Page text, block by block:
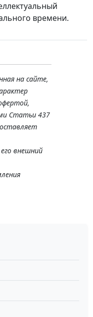
времени.
на сайте,
Статьи 437
внешний